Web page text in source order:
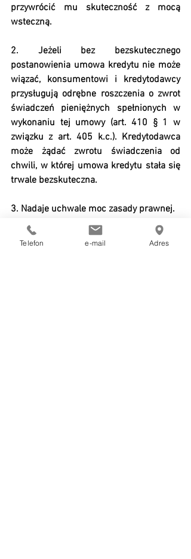
przywrócić mu skuteczność z mocą
wsteczną.
2. Jeżeli bez bezskutecznego
postanowienia umowa kredytu nie może
wiązać, konsumentowi i kredytodawcy
przysługują odrębne roszczenia o zwrot
świadczeń pieniężnych spełnionych w
wykonaniu tej umowy (art. 410 § 1 w
związku z art. 405 k.c.). Kredytodawca
może żądać zwrotu świadczenia od
chwili, w której umowa kredytu stała się
trwale bezskuteczna.
3. Nadaje uchwale moc zasady prawnej.
Sąd Najwyższy postanowił nadać
Telefon e-mail Adres